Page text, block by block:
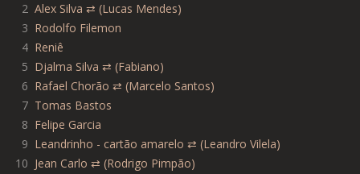
2 Alex Silva ⇄ (Lucas Mendes)
3 Rodolfo Filemon
4 Reniê
5 Djalma Silva ⇄ (Fabiano)
6 Rafael Chorão ⇄ (Marcelo Santos)
7 Tomas Bastos
8 Felipe Garcia
9 Leandrinho - cartão amarelo ⇄ (Leandro Vilela)
10 Jean Carlo ⇄ (Rodrigo Pimpão)